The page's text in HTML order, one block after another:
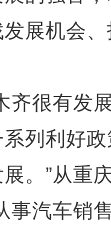
发展机会
很有发展
列利好
。”从重
事汽车销